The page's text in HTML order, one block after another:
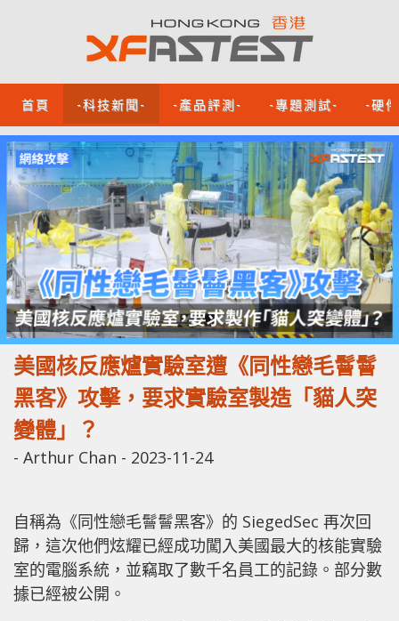
首頁 -科技新聞- -產品評測- -專題測試- -硬
美國核反應爐實驗室遭《同性戀毛鬙鬙
黑客》攻擊，要求實驗室製造「貓人突
變體」？
- Arthur Chan - 2023-11-24
自稱為《同性戀毛鬙鬙黑客》的 SiegedSec 再次回
歸，這次他們炫耀已經成功闖入美國最大的核能實驗
室的電腦系統，並竊取了數千名員工的記錄。部分數
據已經被公開。